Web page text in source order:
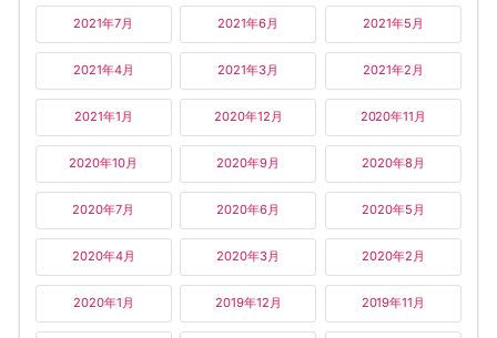
2021年7月 2021年6月 2021年5月
2021年4月 2021年3月 2021年2月
2021年1月 2020年12月 2020年11月
2020年10月 2020年9月 2020年8月
2020年7月 2020年6月 2020年5月
2020年4月 2020年3月 2020年2月
2020年1月 2019年12月 2019年11月